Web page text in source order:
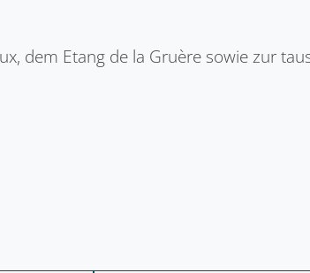
dem Etang de la Gruère sowie zur